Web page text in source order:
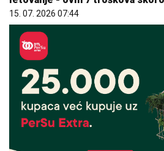
15. 07. 2026 07:44